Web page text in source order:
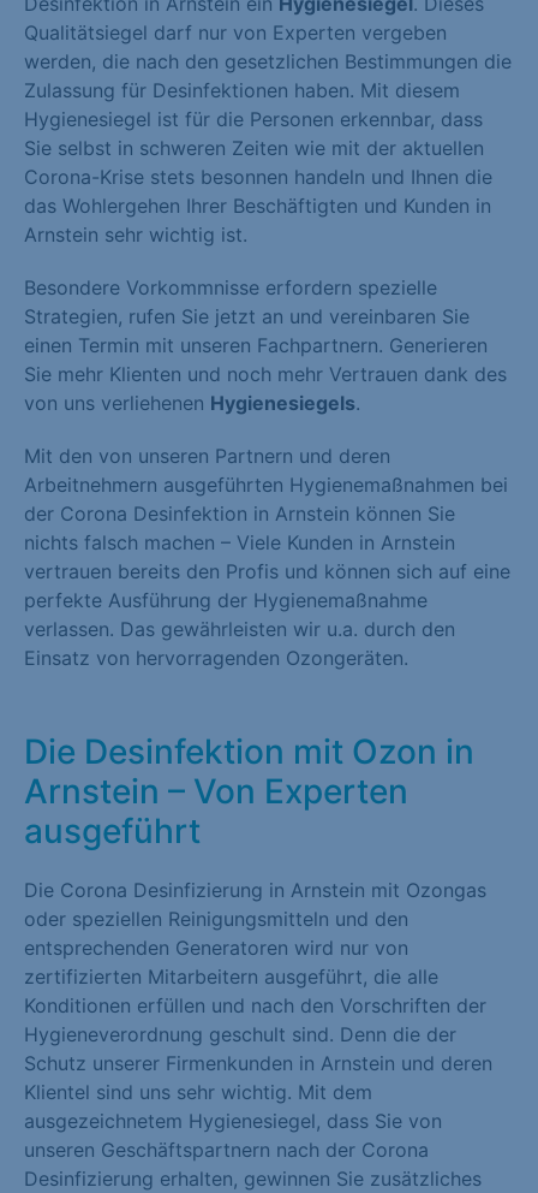
Qualitätsiegel darf nur von Experten vergeben
werden, die nach den gesetzlichen Bestimmungen die
Zulassung für Desinfektionen haben. Mit diesem
Hygienesiegel ist für die Personen erkennbar, dass
Sie selbst in schweren Zeiten wie mit der aktuellen
Corona-Krise stets besonnen handeln und Ihnen die
das Wohlergehen Ihrer Beschäftigten und Kunden in
Arnstein sehr wichtig ist.
Besondere Vorkommnisse erfordern spezielle
Strategien, rufen Sie jetzt an und vereinbaren Sie
einen Termin mit unseren Fachpartnern. Generieren
Sie mehr Klienten und noch mehr Vertrauen dank des
von uns verliehenen Hygienesiegels.
Mit den von unseren Partnern und deren
Arbeitnehmern ausgeführten Hygienemaßnahmen bei
der Corona Desinfektion in Arnstein können Sie
nichts falsch machen – Viele Kunden in Arnstein
vertrauen bereits den Profis und können sich auf eine
perfekte Ausführung der Hygienemaßnahme
verlassen. Das gewährleisten wir u.a. durch den
Einsatz von hervorragenden Ozongeräten.
Die Desinfektion mit Ozon in
Arnstein – Von Experten
ausgeführt
Die Corona Desinfizierung in Arnstein mit Ozongas
oder speziellen Reinigungsmitteln und den
entsprechenden Generatoren wird nur von
zertifizierten Mitarbeitern ausgeführt, die alle
Konditionen erfüllen und nach den Vorschriften der
Hygieneverordnung geschult sind. Denn die der
Schutz unserer Firmenkunden in Arnstein und deren
Klientel sind uns sehr wichtig. Mit dem
ausgezeichnetem Hygienesiegel, dass Sie von
unseren Geschäftspartnern nach der Corona
Desinfizierung erhalten, gewinnen Sie zusätzliches